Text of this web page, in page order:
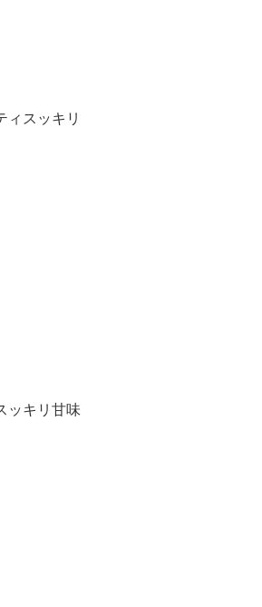
ィ スッキリ
ッキリ 甘味